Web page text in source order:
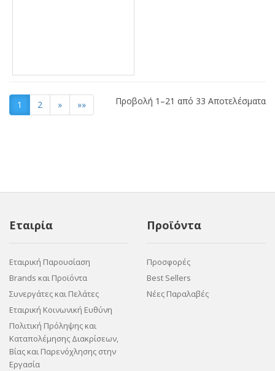
1 2 » »» Προβολή 1–21 από 33 Αποτελέσματα
Εταιρία
Εταιρική Παρουσίαση
Brands και Προϊόντα
Συνεργάτες και Πελάτες
Εταιρική Κοινωνική Ευθύνη
Πολιτική Πρόληψης και
Καταπολέμησης Διακρίσεων,
Βίας και Παρενόχλησης στην
Εργασία
Προϊόντα
Προσφορές
Best Sellers
Νέες Παραλαβές